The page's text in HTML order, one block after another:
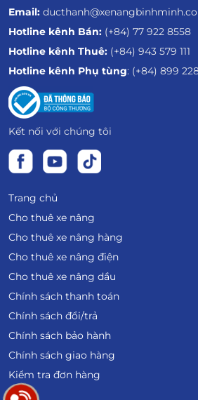
Email:
Hotline kênh Bán: (+84) 77 922 8558
Hotline kênh Thuê: (+84) 943 579 111
Hotline kênh Phụ tùng: (+84) 899
Kết nối với chúng tôi
Trang chủ
Cho thuê xe nâng
Cho thuê xe nâng hàng
Cho thuê xe nâng điện
Cho thuê xe nâng dầu
Chính sách thanh toán
Chính sách đổi/trả
Chính sách bảo hành
Chính sách giao hàng
Kiểm tra đơn hàng
Blog